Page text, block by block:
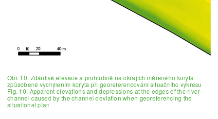
Obr. 10. Zdánlivé elevace a prohlubně na okrajích měřeného koryta
způsobené vychýlením koryta při georeferencování situačního výkresu
Fig. 10. Apparent elevations and depressions at the edges of the river
channel caused by the channel deviation when georeferencing the
situational plan